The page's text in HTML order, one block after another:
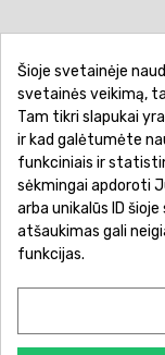
Pirkimo
Garantinis
Prekių
Šioje svetainėje
svetainės veikimą,
Tam tikri slapukai
ir kad galėtumėte
funkciniais ir
sėkmingai apdoroti
arba unikalūs ID
atšaukimas gali
funkcijas.